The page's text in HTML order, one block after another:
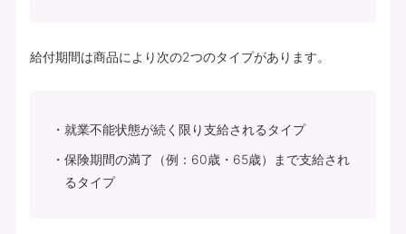
給付期間は商品により次の2つのタイプがあります。
就業不能状態が続く限り支給されるタイプ
保険期間の満了（例：60歳・65歳）まで支給され
るタイプ